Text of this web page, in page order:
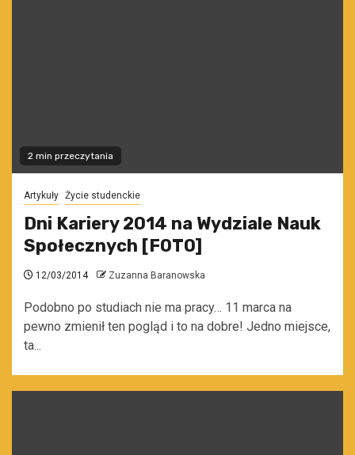
2 min przeczytania
Artykuły Życie studenckie
Dni Kariery 2014 na Wydziale Nauk
Społecznych [FOTO]
12/03/2014 Zuzanna Baranowska
Podobno po studiach nie ma pracy… 11 marca na
pewno zmienił ten pogląd i to na dobre! Jedno miejsce,
ta...